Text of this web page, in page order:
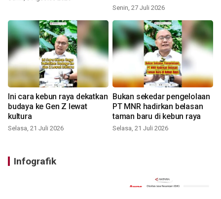
Senin, 27 Juli 2026
Ini cara kebun raya dekatkan
budaya ke Gen Z lewat
kultura
Selasa, 21 Juli 2026
Bukan sekedar pengelolaan
PT MNR hadirkan belasan
taman baru di kebun raya
Selasa, 21 Juli 2026
Infografik